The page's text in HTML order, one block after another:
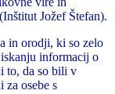
Jožef Štefan).
in orodji, ki so zelo
informacij o
to, da so bili v
osebe s